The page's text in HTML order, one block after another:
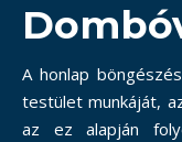
A honlap
testület munkáját,
az ez alapján